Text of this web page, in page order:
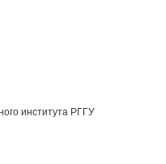
института РГГУ